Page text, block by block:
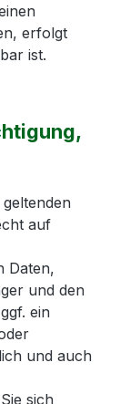
erfolgt
ist.
auf
Daten,
und den
ein
und auch
sich